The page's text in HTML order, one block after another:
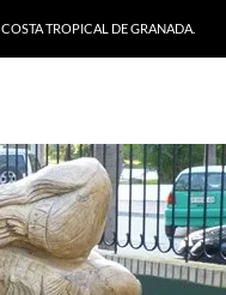
COSTA TROPICAL DE GRANADA.